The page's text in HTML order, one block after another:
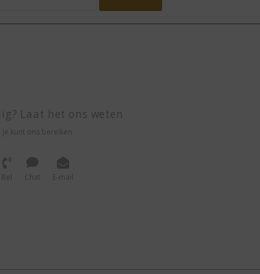
Laat het ons weten
Je kunt ons bereiken
Bel Chat E-mail